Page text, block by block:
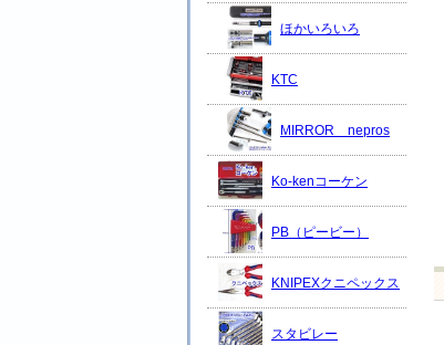
ほかいろいろ
KTC
MIRROR nepros
Ko-kenコーケン
PB（ピービー）
KNIPEXクニペックス
スタビレー